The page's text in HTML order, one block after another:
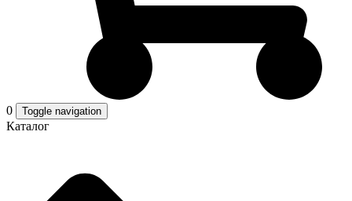
0 Toggle navigation
Каталог